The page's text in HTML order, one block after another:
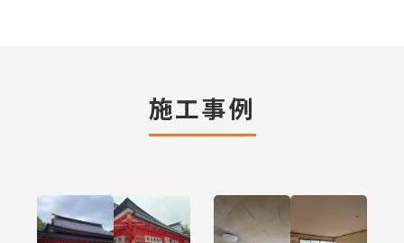
施工事例